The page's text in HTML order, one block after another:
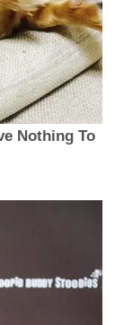
Nothing To